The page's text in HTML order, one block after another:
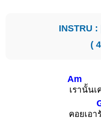
INSTRU :
(
เ
Am
รานั้นเ
คอยเอา